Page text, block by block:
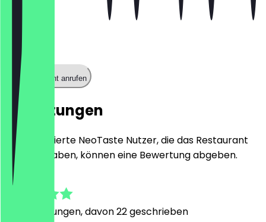
0107852311
Restaurant anrufen
Bewertungen
Nur registrierte NeoTaste Nutzer, die das Restaurant
besucht haben, können eine Bewertung abgeben.
4.9
Bewertungen, davon 22 geschrieben